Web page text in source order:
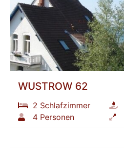
WUSTROW 62
2 Schlafzimmer
4 Personen